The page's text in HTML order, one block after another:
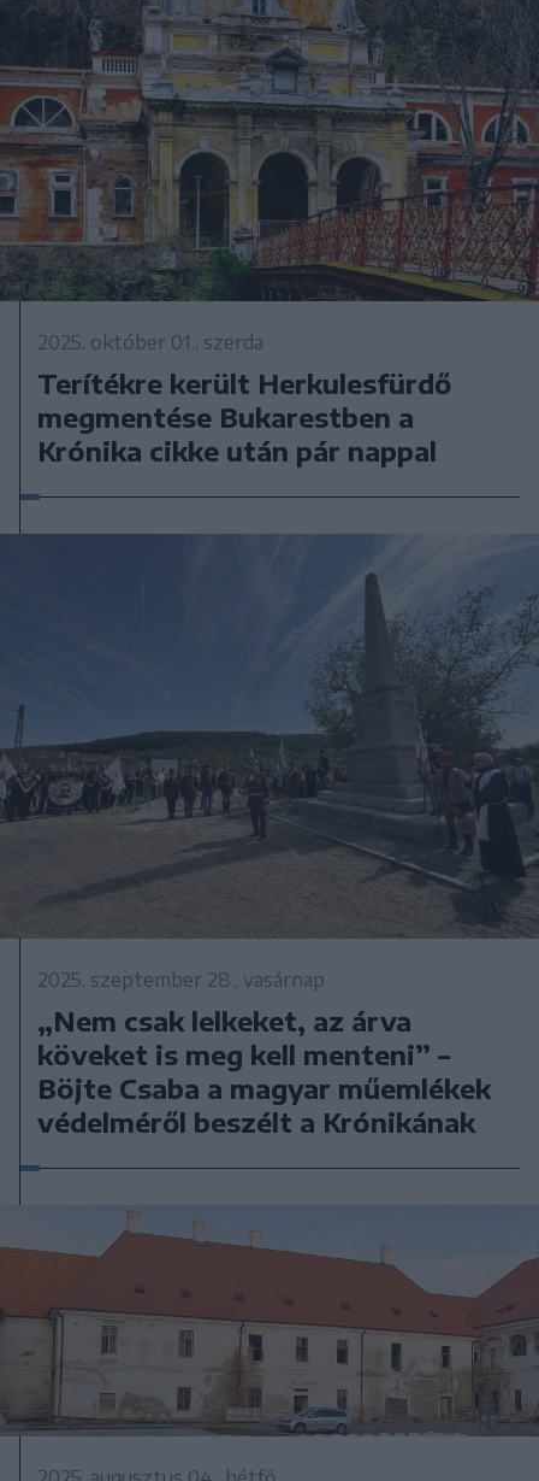
2025. október 01., szerda
Terítékre került Herkulesfürdő
megmentése Bukarestben a
Krónika cikke után pár nappal
2025. szeptember 28., vasárnap
„Nem csak lelkeket, az árva
köveket is meg kell menteni” –
Böjte Csaba a magyar műemlékek
védelméről beszélt a Krónikának